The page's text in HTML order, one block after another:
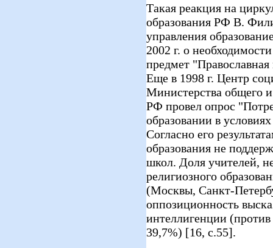
Такая реакция на
образования РФ В.
управления
2002 г. о
предмет
Еще в 1998 г. Центр
Министерства общего
РФ провел опрос
образовании в
Согласно его
образования не
школ. Доля учителей,
религиозного
(Москвы, Санкт-
оппозиционность
интеллигенции
39,7%) [16, с.55].